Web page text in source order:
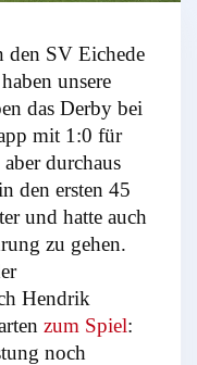
den SV Eichede
unsere
das Derby bei
mit 1:0 für
durchaus
den ersten 45
und hatte auch
zu gehen.
Hendrik
zum Spiel:
noch